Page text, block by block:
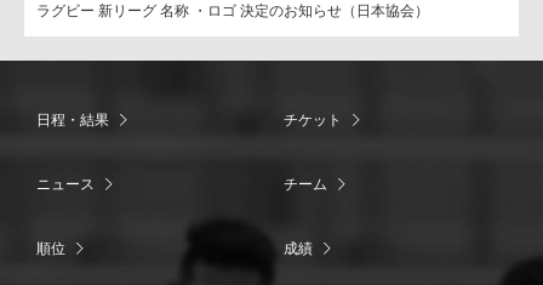
ラグビー 新リーグ 名称 ・ロゴ 決定のお知らせ（日本協会）
日程・結果 チケット
ニュース チーム
順位 成績